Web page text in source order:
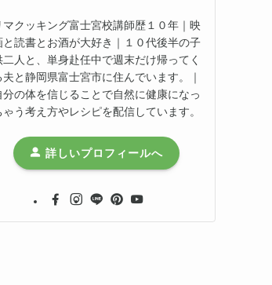
マクッキング富士宮校講師歴１０年｜映
と読書とお酒が大好き｜１０代後半の子
二人と、単身赴任中で週末だけ帰ってく
夫と静岡県富士宮市に住んでいます。｜
分の体を信じることで自然に健康になっ
ゃう考え方やレシピを配信しています。
詳しいプロフィールへ